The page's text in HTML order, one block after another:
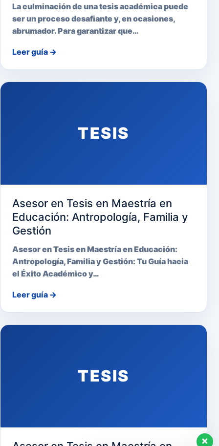
La culminación de una tesis académica puede
ser un proceso desafiante y, en ocasiones,
abrumador. Para garantizar que…
Leer guía →
TESIS
Asesor en Tesis en Maestría en
Educación: Antropología, Familia y
Gestión
Asesor en Tesis en Maestría en Educación:
Antropología, Familia y Gestión: Tu Guía hacia
el Éxito Académico y…
Leer guía →
TESIS